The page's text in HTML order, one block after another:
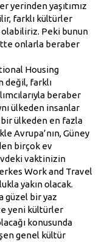
yerinden yaşıtımız
farklı kültürler
olabiliriz. Peki bunun
onlarla beraber
Housing
değil, farklı
beraber
ülkeden insanlar
ülkeden en fazla
Avrupa’nın, Güney
birçok ev
vaktinizin
Work and Travel
yakın olacak.
güzel bir yaz
yeni kültürler
konusunda
genel kültür